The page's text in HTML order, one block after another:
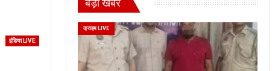
इंडिया LIVE
बड़ी खबरें
क्राइम LIVE